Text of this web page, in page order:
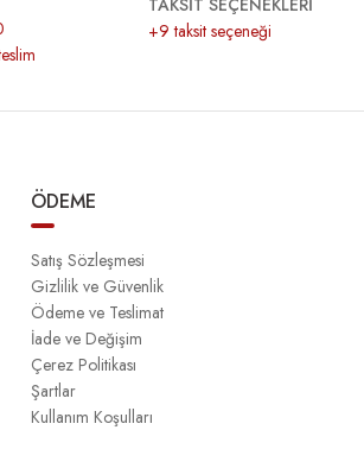
TAKSİT SEÇENEKLERİ
+9 taksit seçeneği
ÖDEME
Satış Sözleşmesi
Gizlilik ve Güvenlik
Ödeme ve Teslimat
İade ve Değişim
Çerez Politikası
Şartlar
Kullanım Koşulları